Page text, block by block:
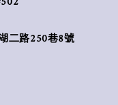
二路250巷8號